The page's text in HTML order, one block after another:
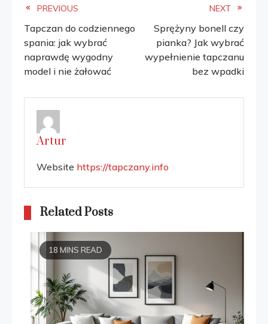
Read
more
articles
PREVIOUS
Tapczan do codziennego
spania: jak wybrać
naprawdę wygodny
model i nie żałować
NEXT
Sprężyny bonell czy
pianka? Jak wybrać
wypełnienie tapczanu
bez wpadki
Artur
Website https://tapczany.info
Related Posts
18 MINS READ